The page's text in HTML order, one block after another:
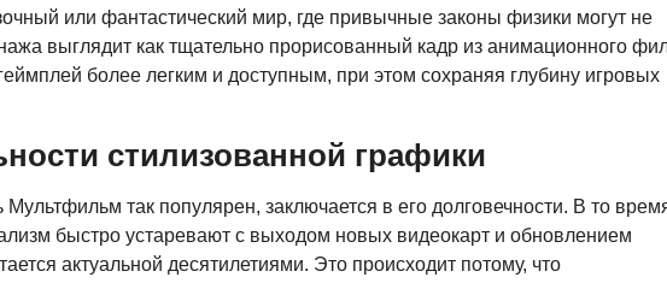
или фантастический мир, где привычные законы физики могут не
выглядит как тщательно прорисованный кадр из анимационного
более легким и доступным, при этом сохраняя глубину игровых
стилизованной графики
так популярен, заключается в его долговечности. В то
быстро устаревают с выходом новых видеокарт и обновлением
актуальной десятилетиями. Это происходит потому, что